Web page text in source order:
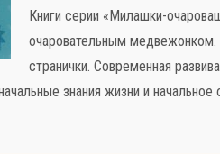
Книги серии «Милашки-
очаровательным медвежонком.
странички. Современная
знания жизни и